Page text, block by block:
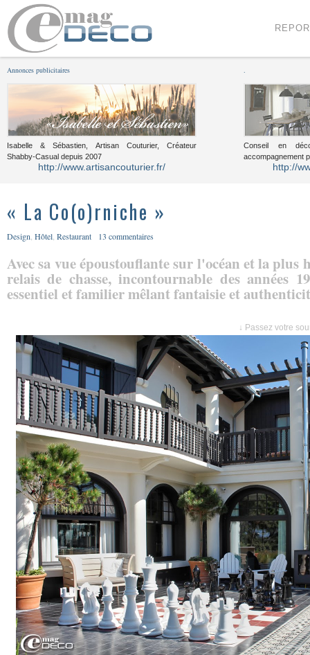
Annonces publicitaires
Isabelle & Sébastien, Artisan Couturier, Créateur
Shabby-Casual depuis 2007
http://www.artisancouturier.fr/
Conseil en
accompagnement
http://
« La Co(o)rniche »
Design Hôtel Restaurant 13 commentaires
Avec sa vue époustouflante sur l'océan et la
relais de chasse, incontournable des années
essentiel et familier mêlant fantaisie et
↓ Passez votre